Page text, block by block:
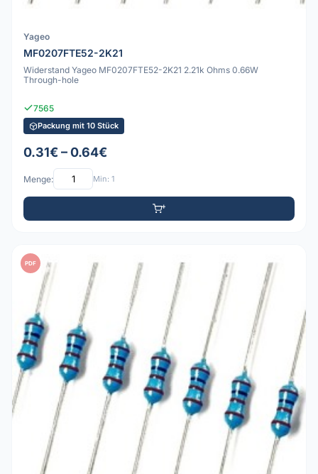
Yageo
MF0207FTE52-2K21
Widerstand Yageo MF0207FTE52-2K21 2.21k Ohms 0.66W
Through-hole
7565
Packung mit 10 Stück
0.31€ – 0.64€
Menge: Min: 1
PDF